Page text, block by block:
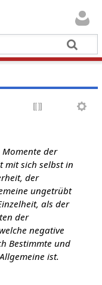
der
mit sich selbst in
der
ungetrübt
als der
der
negative
Bestimmte und
ist.